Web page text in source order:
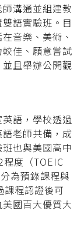
溝通並組建教
語實驗班。目
音樂、美術、
佳、願意嘗試
且舉辦公開觀
語，學校透過
老師共備，成
也與美國高中
度（TOEIC
為預錄課程與
課程認證後可
國百大優質大